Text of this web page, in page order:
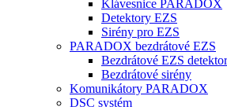
Klávesnice PARADOX
Detektory EZS
Sirény pro EZS
PARADOX bezdrátové EZS
Bezdrátové EZS
Bezdrátové sirény
Komunikátory PARADOX
DSC systém